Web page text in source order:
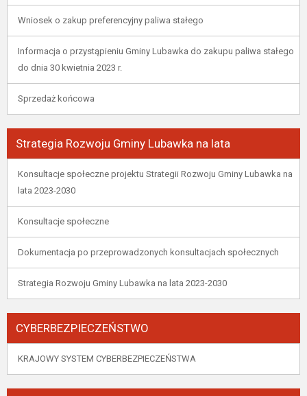
Wniosek o zakup preferencyjny paliwa stałego
Informacja o przystąpieniu Gminy Lubawka do zakupu paliwa stałego
do dnia 30 kwietnia 2023 r.
Sprzedaż końcowa
Strategia Rozwoju Gminy Lubawka na lata
Konsultacje społeczne projektu Strategii Rozwoju Gminy Lubawka na
lata 2023-2030
Konsultacje społeczne
Dokumentacja po przeprowadzonych konsultacjach społecznych
Strategia Rozwoju Gminy Lubawka na lata 2023-2030
CYBERBEZPIECZEŃSTWO
KRAJOWY SYSTEM CYBERBEZPIECZEŃSTWA